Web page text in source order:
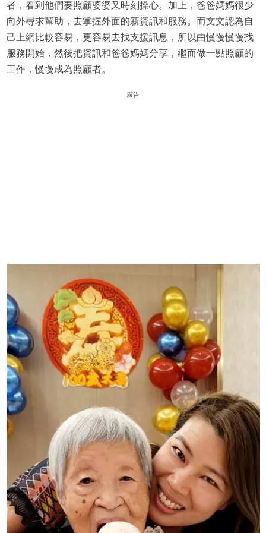
者，看到他們要照顧婆婆又時刻操心。加上，爸爸媽媽很少
向外尋求幫助，去掌握外面的新資訊和服務。而文文認為自
己上網比較容易，更容易去找支援訊息，所以由慢慢慢慢找
服務開始，然後把資訊和爸爸媽媽分享，繼而做一點照顧的
工作，慢慢成為照顧者。
廣告